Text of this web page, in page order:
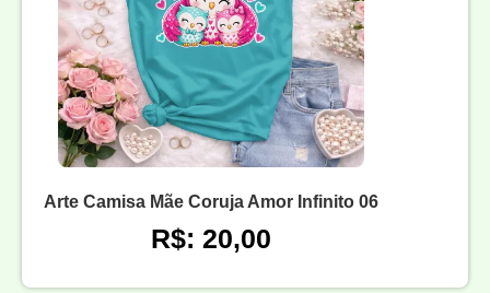
Arte Camisa Mãe Coruja Amor Infinito 06
R$: 20,00